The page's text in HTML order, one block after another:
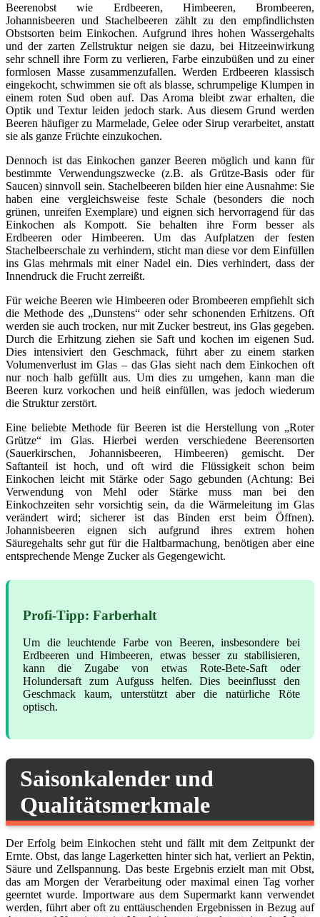
Beerenobst wie Erdbeeren, Himbeeren, Brombeeren,
Johannisbeeren und Stachelbeeren zählt zu den empfindlichsten
Obstsorten beim Einkochen. Aufgrund ihres hohen Wassergehalts
und der zarten Zellstruktur neigen sie dazu, bei Hitzeeinwirkung
sehr schnell ihre Form zu verlieren, Farbe einzubüßen und zu einer
formlosen Masse zusammenzufallen. Werden Erdbeeren klassisch
eingekocht, schwimmen sie oft als blasse, schrumpelige Klumpen in
einem roten Sud oben auf. Das Aroma bleibt zwar erhalten, die
Optik und Textur leiden jedoch stark. Aus diesem Grund werden
Beeren häufiger zu Marmelade, Gelee oder Sirup verarbeitet, anstatt
sie als ganze Früchte einzukochen.
Dennoch ist das Einkochen ganzer Beeren möglich und kann für
bestimmte Verwendungszwecke (z.B. als Grütze-Basis oder für
Saucen) sinnvoll sein. Stachelbeeren bilden hier eine Ausnahme: Sie
haben eine vergleichsweise feste Schale (besonders die noch
grünen, unreifen Exemplare) und eignen sich hervorragend für das
Einkochen als Kompott. Sie behalten ihre Form besser als
Erdbeeren oder Himbeeren. Um das Aufplatzen der festen
Stachelbeerschale zu verhindern, sticht man diese vor dem Einfüllen
ins Glas mehrmals mit einer Nadel ein. Dies verhindert, dass der
Innendruck die Frucht zerreißt.
Für weiche Beeren wie Himbeeren oder Brombeeren empfiehlt sich
die Methode des „Dunstens“ oder sehr schonenden Erhitzens. Oft
werden sie auch trocken, nur mit Zucker bestreut, ins Glas gegeben.
Durch die Erhitzung ziehen sie Saft und kochen im eigenen Sud.
Dies intensiviert den Geschmack, führt aber zu einem starken
Volumenverlust im Glas – das Glas sieht nach dem Einkochen oft
nur noch halb gefüllt aus. Um dies zu umgehen, kann man die
Beeren kurz vorkochen und heiß einfüllen, was jedoch wiederum
die Struktur zerstört.
Eine beliebte Methode für Beeren ist die Herstellung von „Roter
Grütze“ im Glas. Hierbei werden verschiedene Beerensorten
(Sauerkirschen, Johannisbeeren, Himbeeren) gemischt. Der
Saftanteil ist hoch, und oft wird die Flüssigkeit schon beim
Einkochen leicht mit Stärke oder Sago gebunden (Achtung: Bei
Verwendung von Mehl oder Stärke muss man bei den
Einkochzeiten sehr vorsichtig sein, da die Wärmeleitung im Glas
verändert wird; sicherer ist das Binden erst beim Öffnen).
Johannisbeeren eignen sich aufgrund ihres extrem hohen
Säuregehalts sehr gut für die Haltbarmachung, benötigen aber eine
entsprechende Menge Zucker als Gegengewicht.
Profi-Tipp: Farberhalt
Um die leuchtende Farbe von Beeren, insbesondere bei
Erdbeeren und Himbeeren, etwas besser zu stabilisieren,
kann die Zugabe von etwas Rote-Bete-Saft oder
Holundersaft zum Aufguss helfen. Dies beeinflusst den
Geschmack kaum, unterstützt aber die natürliche Röte
optisch.
Saisonkalender und
Qualitätsmerkmale
Der Erfolg beim Einkochen steht und fällt mit dem Zeitpunkt der
Ernte. Obst, das lange Lagerketten hinter sich hat, verliert an Pektin,
Säure und Zellspannung. Das beste Ergebnis erzielt man mit Obst,
das am Morgen der Verarbeitung oder maximal einen Tag vorher
geerntet wurde. Importware aus dem Supermarkt kann verwendet
werden, führt aber oft zu enttäuschenden Ergebnissen in Bezug auf